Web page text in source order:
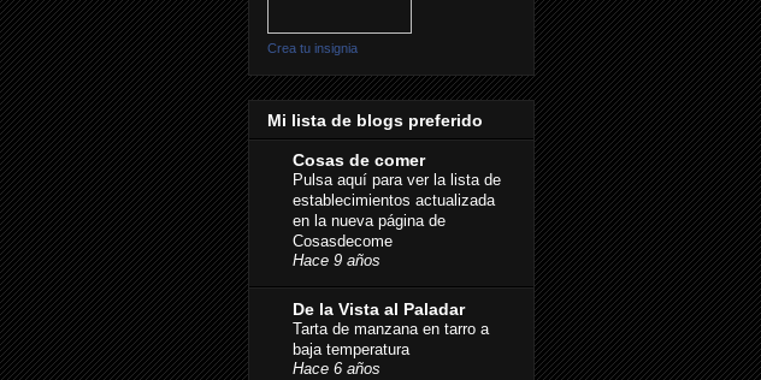
Crea tu insignia
Mi lista de blogs preferido
Cosas de comer
Pulsa aquí para ver la lista de
establecimientos actualizada
en la nueva página de
Cosasdecome
Hace 9 años
De la Vista al Paladar
Tarta de manzana en tarro a
baja temperatura
Hace 6 años